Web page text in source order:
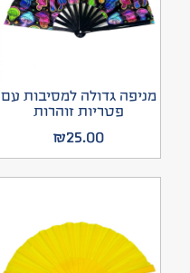
מניפה גדולה למסיבות עם
פטריות זוהרות
₪25.00